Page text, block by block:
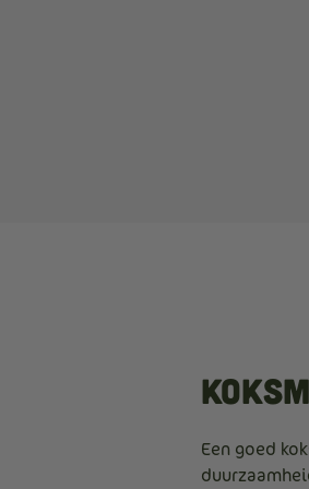
Een goed